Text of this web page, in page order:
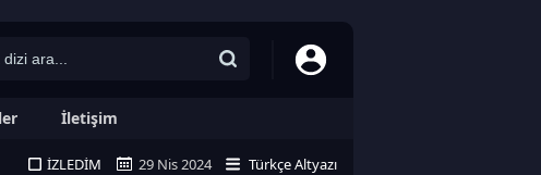
İletişim
İZLEDIM 29 Nis 2024 Türkçe Altyazı